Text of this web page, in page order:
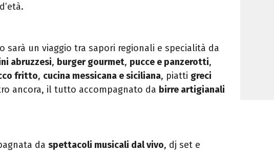
sarà un viaggio tra sapori regionali e specialità da
abruzzesi, burger gourmet, pucce e panzerotti,
fritto, cucina messicana e siciliana, piatti greci
ancora, il tutto accompagnato da birre artigianali
da spettacoli musicali dal vivo, dj set e